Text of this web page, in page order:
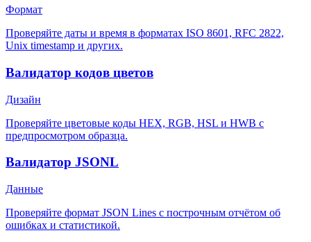
Формат
Проверяйте даты и время в форматах ISO 8601, RFC 2822,
Unix timestamp и других.
Валидатор кодов цветов
Дизайн
Проверяйте цветовые коды HEX, RGB, HSL и HWB с
предпросмотром образца.
Валидатор JSONL
Данные
Проверяйте формат JSON Lines с построчным отчётом об
ошибках и статистикой.